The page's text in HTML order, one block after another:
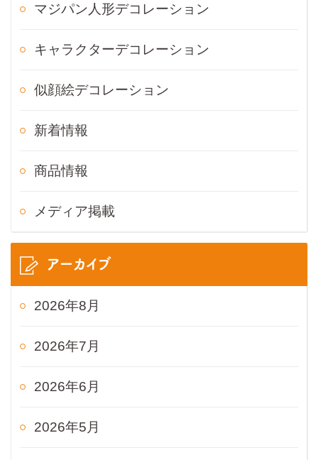
マジパン人形デコレーション
キャラクターデコレーション
似顔絵デコレーション
新着情報
商品情報
メディア掲載
アーカイブ
2026年8月
2026年7月
2026年6月
2026年5月